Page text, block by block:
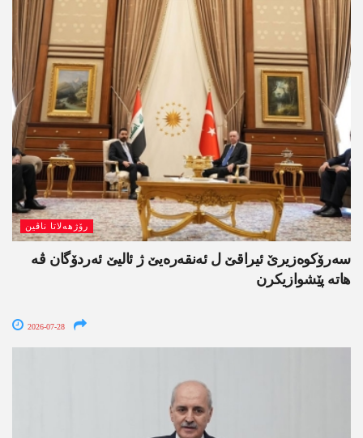
رۆژھەلاتا ناڤین
سەرۆکوەزیرێ ئیراقێ ل ئەنقەرەیێ ژ ئالیێ ئەردۆگان ڤە
ھاتە پێشوازیکرن
2026-07-28